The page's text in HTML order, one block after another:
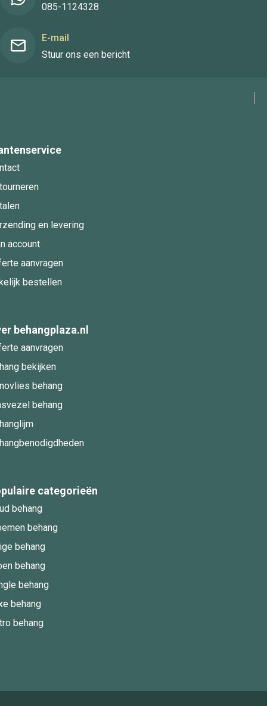
085-1124328
E-mail
Stuur ons een bericht
en levering
account
aanvragen
bestellen
behangplaza.nl
aanvragen
bekijken
behang
behang
categorieën
behang
behang
behang
behang
behang
behang
behang